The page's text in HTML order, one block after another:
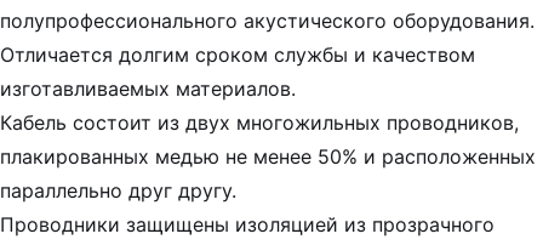
полупрофессионального акустического оборудования.
Отличается долгим сроком службы и качеством
изготавливаемых материалов.
Кабель состоит из двух многожильных проводников,
плакированных медью не менее 50% и расположенных
параллельно друг другу.
Проводники защищены изоляцией из прозрачного